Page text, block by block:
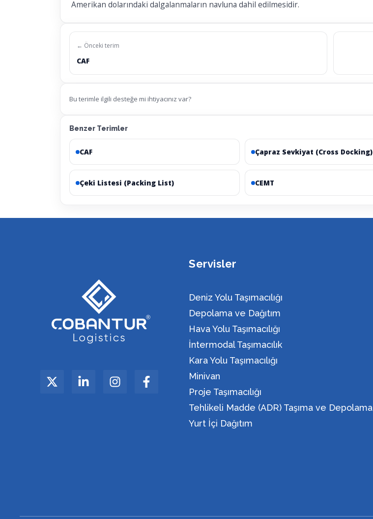
Amerikan dolarındaki dalgalanmaların navluna dahil edilmesidir.
← Önceki terim
CAF
Bu terimle ilgili desteğe mi ihtiyacınız var?
Benzer Terimler
CAF Çapraz Sevkiyat (Cross Docking)
Çeki Listesi (Packing List) CEMT
Servisler
Deniz Yolu Taşımacılığı
Depolama ve Dağıtım
Hava Yolu Taşımacılığı
İntermodal Taşımacılık
Kara Yolu Taşımacılığı
Minivan
Proje Taşımacılığı
Tehlikeli Madde (ADR) Taşıma ve Depolama
Yurt İçi Dağıtım